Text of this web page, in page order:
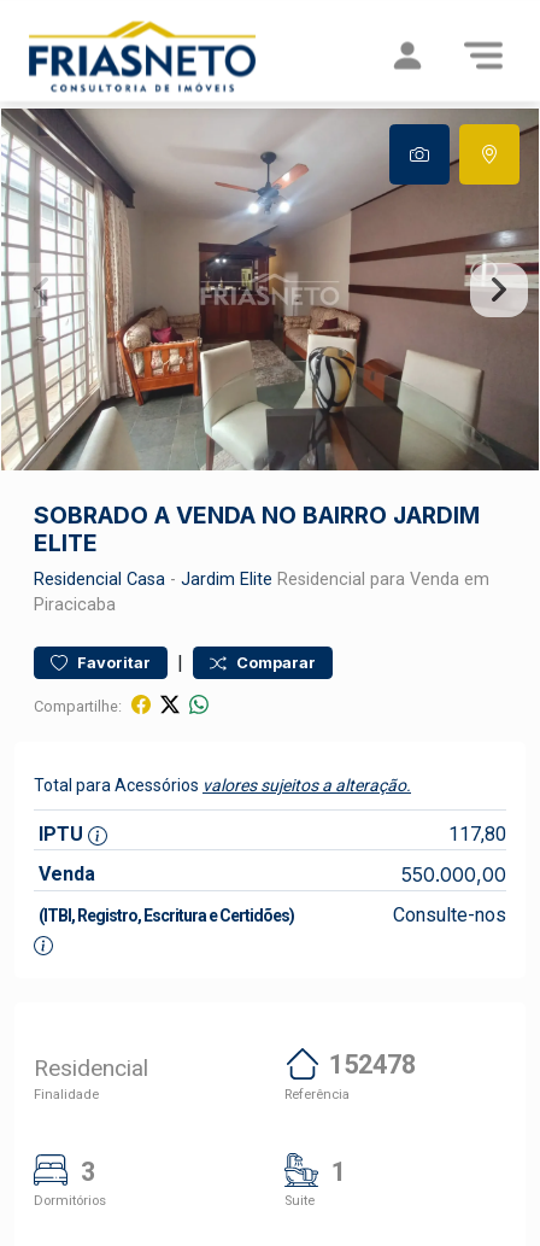
SOBRADO A VENDA NO BAIRRO JARDIM
ELITE
Residencial Casa - Jardim Elite Residencial para Venda em
Piracicaba
Favoritar | Comparar
Compartilhe:
Total para Acessórios valores sujeitos a alteração.
IPTU
117,80
Venda
550.000,00
(ITBI, Registro, Escritura e Certidões) Consulte-nos
Residencial
Finalidade
152478
Referência
3
Dormitórios
1
Suite